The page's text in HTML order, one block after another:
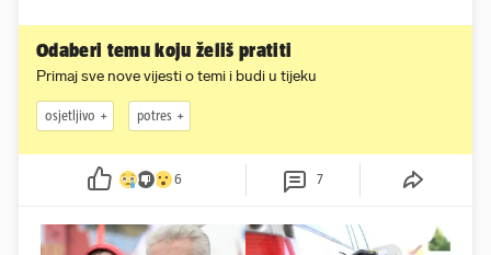
Odaberi temu koju želiš pratiti
Primaj sve nove vijesti o temi i budi u tijeku
osjetljivo potres
6 7